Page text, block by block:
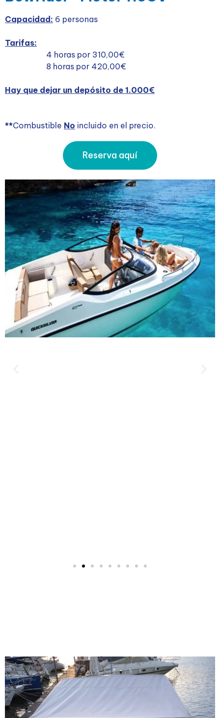
Capacidad: 6 personas
Tarifas:
4 horas por 310,00€
8 horas por 420,00€
Hay que dejar un depósito de 1.000€
**Combustible No incluido en el precio.
Reserva aquí